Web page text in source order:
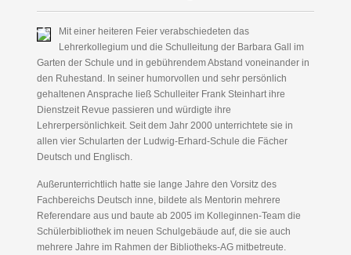
Mit einer heiteren Feier verabschiedeten das
Lehrerkollegium und die Schulleitung der Barbara Gall im
Garten der Schule und in gebührendem Abstand voneinander in
den Ruhestand. In seiner humorvollen und sehr persönlich
gehaltenen Ansprache ließ Schulleiter Frank Steinhart ihre
Dienstzeit Revue passieren und würdigte ihre
Lehrerpersönlichkeit. Seit dem Jahr 2000 unterrichtete sie in
allen vier Schularten der Ludwig-Erhard-Schule die Fächer
Deutsch und Englisch.
Außerunterrichtlich hatte sie lange Jahre den Vorsitz des
Fachbereichs Deutsch inne, bildete als Mentorin mehrere
Referendare aus und baute ab 2005 im Kolleginnen-Team die
Schülerbibliothek im neuen Schulgebäude auf, die sie auch
mehrere Jahre im Rahmen der Bibliotheks-AG mitbetreute.